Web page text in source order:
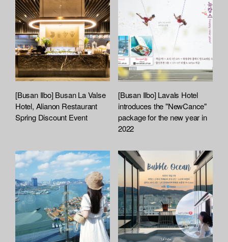
[Busan Ilbo] Busan La Valse
Hotel, Alianon Restaurant
Spring Discount Event
[Busan Ilbo] Lavals Hotel
introduces the "NewCance"
package for the new year in
2022